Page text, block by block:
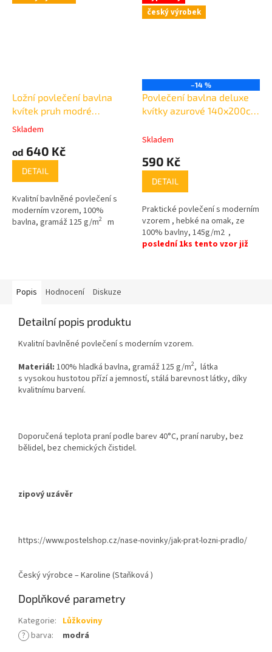
Ložní povlečení bavlna
kvítek pruh modré
oboustranné
Průměrné
produktu
5
hvězdiček.
Skladem
od 640 Kč
DETAIL
Kvalitní bavlněné povlečení s
moderním vzorem, 100%
bavlna, gramáž 125 g/m2 m
český výrobek
–14 %
Povlečení bavlna deluxe
kvítky azurové 140x200cm
Skladem
590 Kč
DETAIL
Praktické povlečení s moderním
vzorem , hebké na omak, ze
100% bavlny, 145g/m2 ,
poslední 1ks tento vzor již
Popis Hodnocení Diskuze
Detailní popis produktu
Kvalitní bavlněné povlečení s moderním vzorem.
Materiál: 100% hladká bavlna, gramáž 125 g/m2, látka
s vysokou hustotou přízí a jemností, stálá barevnost látky, díky
kvalitnímu barvení.
Doporučená teplota praní podle barev 40°C, praní naruby, bez
bělidel, bez chemických čistidel.
zipový uzávěr
https://www.postelshop.cz/nase-novinky/jak-prat-lozni-pradlo/
Český výrobce – Karoline (Staňková )
Doplňkové parametry
Kategorie: Lůžkoviny
? barva: modrá